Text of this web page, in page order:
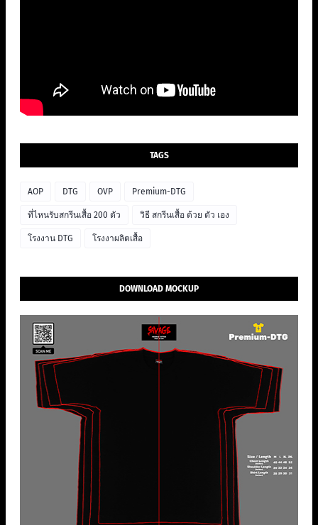
TAGS
AOP DTG OVP Premium-DTG
ที่ไหนรับสกรีนเสื้อ 200 ตัว วิธี สกรีนเสื้อ ด้วย ตัว เอง
โรงงาน DTG โรงงาผลิตเสื้อ
DOWNLOAD MOCKUP